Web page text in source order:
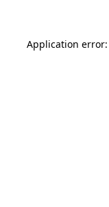
Application